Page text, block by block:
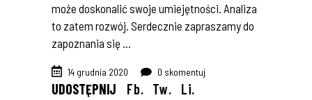
może doskonalić swoje umiejętności. Analiza
to zatem rozwój. Serdecznie zapraszamy do
zapoznania się
14 grudnia 2020 0 skomentuj
UDOSTĘPNIJ Fb. Tw. Li.